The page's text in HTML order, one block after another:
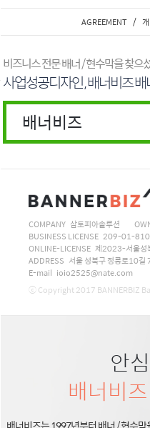
AGREEMENT /
비즈니스 전문 배너 / 현수막을 찾으
사업성공디자인 , 배너비즈
배너비즈
COMPANY 삼토피아솔루션
BUSINESS LICENSE 209-01-
ONLINE-LICENSE 제2023-서울
ADDRESS 서울 성북구 정릉로10
E-mail ioio2525@nate.com
ⓒ Copyright 2017 BANNERBIZ
안
배너비
배너비즈는 1997년부터 배너 / 현수